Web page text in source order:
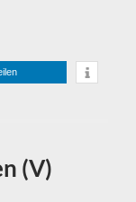
(V)